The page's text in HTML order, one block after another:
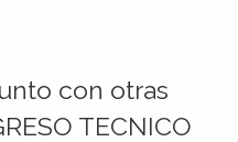
con otras
TECNICO